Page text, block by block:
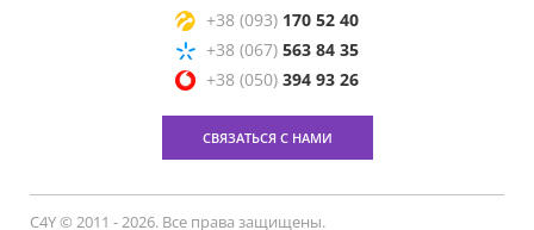
+38 (093) 170 52 40
+38 (067) 563 84 35
+38 (050) 394 93 26
СВЯЗАТЬСЯ С НАМИ
C4Y © 2011 - 2026. Все права защищены.